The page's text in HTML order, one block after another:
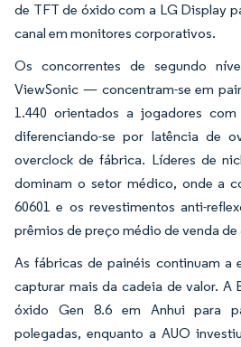
de TFT de óxido com a LG Display
canal em monitores corporativos.
Os concorrentes de segundo
ViewSonic — concentram-se em
1.440 orientados a jogadores
diferenciando-se por latência de
overclock de fábrica. Líderes de
dominam o setor médico, onde a
60601 e os revestimentos anti-
prêmios de preço médio de venda de
As fábricas de painéis continuam a
capturar mais da cadeia de valor. A
óxido Gen 8.6 em Anhui para
polegadas, enquanto a AUO